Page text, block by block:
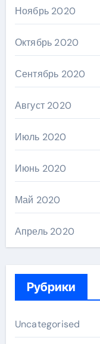
Ноябрь 2020
Октябрь 2020
Сентябрь 2020
Август 2020
Июль 2020
Июнь 2020
Май 2020
Апрель 2020
Рубрики
Uncategorised